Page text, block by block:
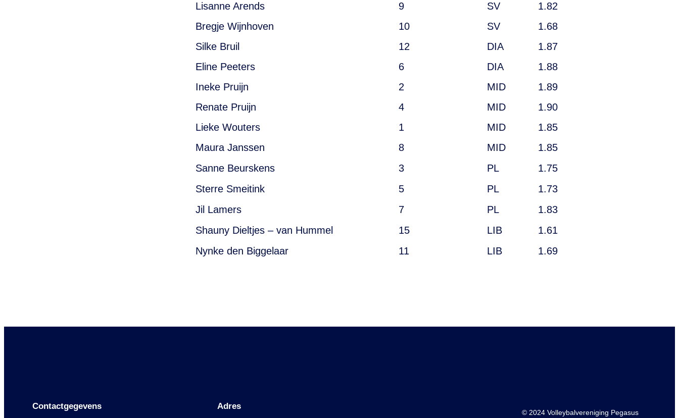
Lisanne Arends
9 SV
1.82
Bregje Wijnhoven
10 SV
1.68
Silke Bruil
12 DIA
1.87
Eline Peeters
6 DIA
1.88
Ineke Pruijn
2 MID
1.89
Renate Pruijn
4 MID
1.90
Lieke Wouters
1 MID
1.85
Maura Janssen
8 MID
1.85
Sanne Beurskens
3 PL
1.75
Sterre Smeitink
5 PL
1.73
Jil Lamers
7 PL
1.83
Shauny Dieltjes – van Hummel
15 LIB
1.61
Nynke den Biggelaar
11 LIB 1.69
Contactgegevens Adres
© 2024 Volleybalvereniging Pegasus